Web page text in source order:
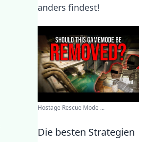
anders findest!
Hostage Rescue Mode ...
Die besten Strategien